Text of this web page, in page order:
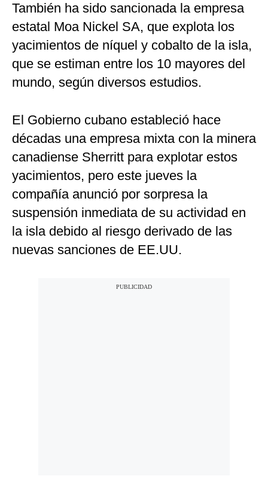
También ha sido sancionada la empresa
estatal Moa Nickel SA, que explota los
yacimientos de níquel y cobalto de la isla,
que se estiman entre los 10 mayores del
mundo, según diversos estudios.
El Gobierno cubano estableció hace
décadas una empresa mixta con la minera
canadiense Sherritt para explotar estos
yacimientos, pero este jueves la
compañía anunció por sorpresa la
suspensión inmediata de su actividad en
la isla debido al riesgo derivado de las
nuevas sanciones de EE.UU.